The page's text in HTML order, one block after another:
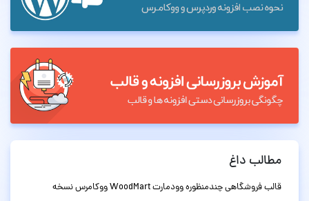
مطالب داغ
قالب فروشگاهی چندمنظوره وودمارت WoodMart ووکامرس نسخه